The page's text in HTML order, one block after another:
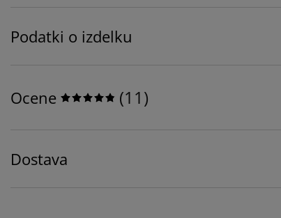
Podatki o izdelku
Ocene (11)
Dostava